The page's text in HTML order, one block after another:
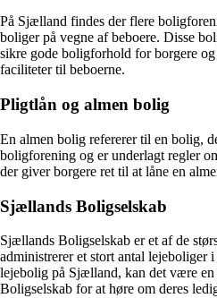
På Sjælland findes der flere
boliger på vegne af beboere. Disse
sikre gode boligforhold for borgere
faciliteter til beboerne.
Pligtlån og almen bolig
En almen bolig refererer til en bolig,
boligforening og er underlagt regler
der giver borgere ret til at låne en
Sjællands Boligselskab
Sjællands Boligselskab er et af de
administrerer et stort antal lejeboliger
lejebolig på Sjælland, kan det være
Boligselskab for at høre om deres